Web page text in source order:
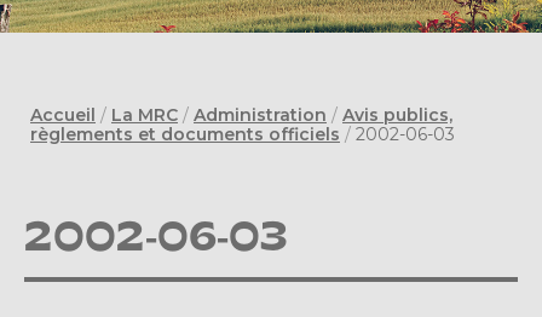
Accueil / La MRC / Administration / Avis publics,
règlements et documents officiels / 2002-06-03
2002-06-03